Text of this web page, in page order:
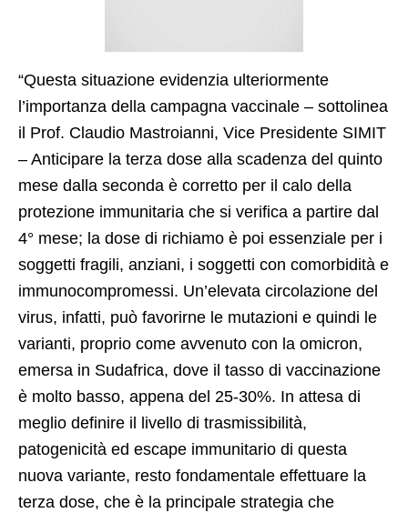
“Questa situazione evidenzia ulteriormente
l’importanza della campagna vaccinale – sottolinea
il Prof. Claudio Mastroianni, Vice Presidente SIMIT
– Anticipare la terza dose alla scadenza del quinto
mese dalla seconda è corretto per il calo della
protezione immunitaria che si verifica a partire dal
4° mese; la dose di richiamo è poi essenziale per i
soggetti fragili, anziani, i soggetti con comorbidità e
immunocompromessi. Un’elevata circolazione del
virus, infatti, può favorirne le mutazioni e quindi le
varianti, proprio come avvenuto con la omicron,
emersa in Sudafrica, dove il tasso di vaccinazione
è molto basso, appena del 25-30%. In attesa di
meglio definire il livello di trasmissibilità,
patogenicità ed escape immunitario di questa
nuova variante, resto fondamentale effettuare la
terza dose, che è la principale strategia che